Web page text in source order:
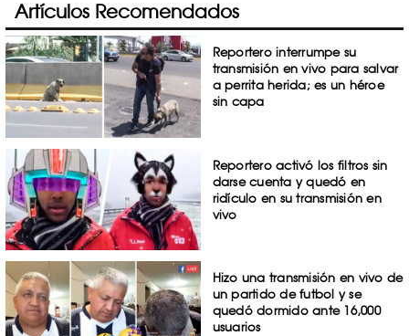
Artículos Recomendados
Reportero interrumpe su
transmisión en vivo para salvar
a perrita herida; es un héroe
sin capa
Reportero activó los filtros sin
darse cuenta y quedó en
ridículo en su transmisión en
vivo
Hizo una transmisión en vivo de
un partido de futbol y se
quedó dormido ante 16,000
usuarios